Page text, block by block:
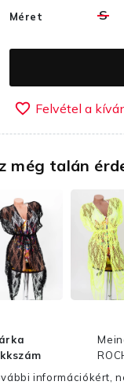
Méret S
favorite_border
még talán
információkért,